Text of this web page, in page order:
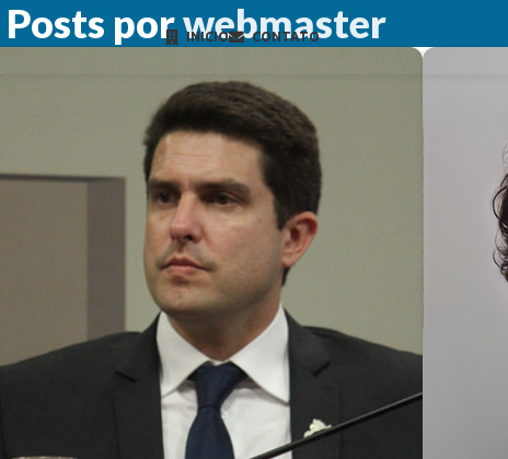
INICIO CONTATO
Posts porwebmaster